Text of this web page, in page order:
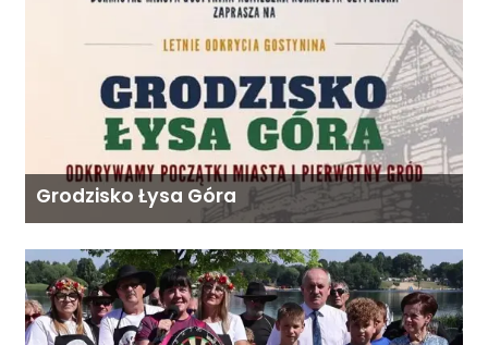
Grodzisko Łysa Góra